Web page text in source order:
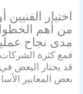
اختيار الفنيين
من أهم
مدى نجاح
فمع كثرة
قد يحتار البعض في
بعض المعايير